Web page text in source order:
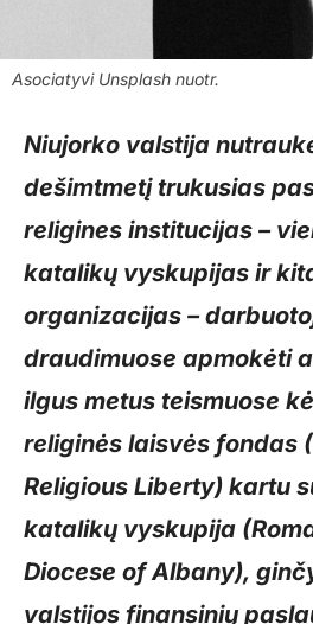
Asociatyvi Unsplash nuotr.
Niujorko valstija
dešimtmetį trukusias
religines institucijas –
katalikų vyskupijas ir
organizacijas –
draudimuose apmokėti
ilgus metus teismuose
religinės laisvės fondas
Religious Liberty) kartu
katalikų vyskupija
Diocese of Albany),
valstijos finansinių